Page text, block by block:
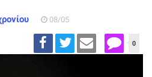
08/05
0